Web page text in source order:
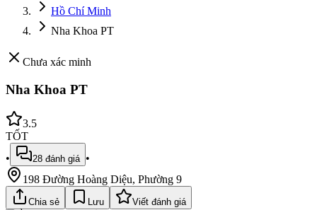
Hồ Chí Minh
Nha Khoa PT
Chưa xác minh
Nha Khoa PT
3.5
TỐT
•
28 đánh giá •
198 Đường Hoàng Diệu, Phường 9
Chia sẻ Lưu Viết đánh giá